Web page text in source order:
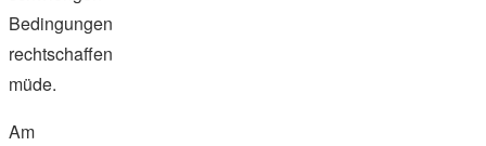
Bedingungen
rechtschaffen
müde.
Am